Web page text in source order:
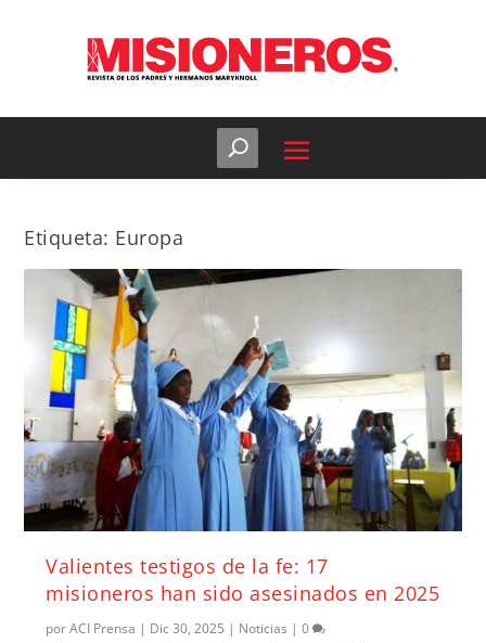
Etiqueta: Europa
Valientes testigos de la fe: 17
misioneros han sido asesinados en 2025
porACI Prensa | Dic 30, 2025 | Noticias |0